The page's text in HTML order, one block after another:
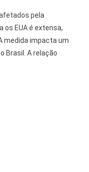
pela
os EUA é extensa,
medida impacta um
Brasil. A relação